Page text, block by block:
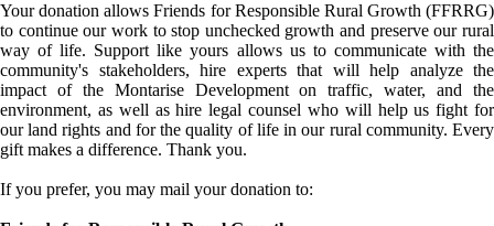
Your donation allows Friends for Responsible Rural Growth (FFRRG)
to continue our work to stop unchecked growth and preserve our rural
way of life. Support like yours allows us to communicate with the
community's stakeholders, hire experts that will help analyze the
impact of the Montarise Development on traffic, water, and the
environment, as well as hire legal counsel who will help us fight for
our land rights and for the quality of life in our rural community. Every
gift makes a difference. Thank you.
If you prefer, you may mail your donation to: